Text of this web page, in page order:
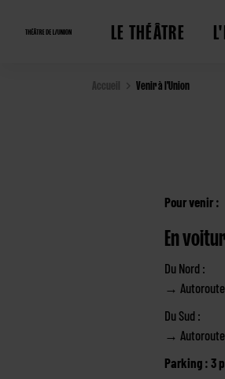
LE THÉÂTRE
Accueil Venir à l'Union
Pour venir :
En
Du Nord :
→ Autoroute
Du Sud :
→ Autoroute
Parking : 3